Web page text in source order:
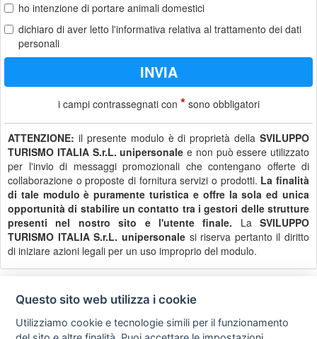
ho intenzione di portare animali domestici
dichiaro di aver letto l'informativa relativa al trattamento dei dati
personali
i campi contrassegnati con *sono obbligatori
ATTENZIONE: il presente modulo è di proprietà della SVILUPPO
TURISMO ITALIA S.r.L. unipersonale e non può essere utilizzato
per l'invio di messaggi promozionali che contengano offerte di
collaborazione o proposte di fornitura servizi o prodotti. La finalità
di tale modulo è puramente turistica e offre la sola ed unica
opportunità di stabilire un contatto tra i gestori delle strutture
presenti nel nostro sito e l'utente finale. La SVILUPPO
TURISMO ITALIA S.r.L. unipersonalesi riserva pertanto il diritto
di iniziare azioni legali per un uso improprio del modulo.
Privacy
policy
Avviso
legale
Questo sito web utilizza i cookie
Utilizziamo cookie e tecnologie simili per il funzionamento